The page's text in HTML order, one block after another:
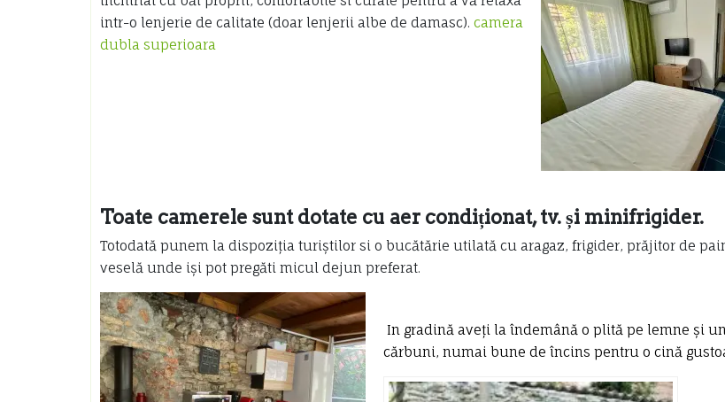
intr-o lenjerie de calitate (doar lenjerii albe de damasc). camera
dubla superioara
Toate camerele sunt dotate cu aer condiționat,tv. și minifrigider.
Totodată punem la dispoziția turiștilor si o bucătărie utilată cu aragaz, frigider, prăjitor de
veselă unde iși pot pregăti micul dejun preferat.
In gradină aveți la îndemână o plită pe lemne și
cărbuni, numai bune de încins pentru o cină